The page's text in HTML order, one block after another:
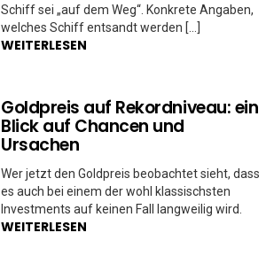
Schiff sei „auf dem Weg“. Konkrete Angaben,
welches Schiff entsandt werden […]
WEITERLESEN
Goldpreis auf Rekordniveau: ein
Blick auf Chancen und
Ursachen
Wer jetzt den Goldpreis beobachtet sieht, dass
es auch bei einem der wohl klassischsten
Investments auf keinen Fall langweilig wird.
WEITERLESEN